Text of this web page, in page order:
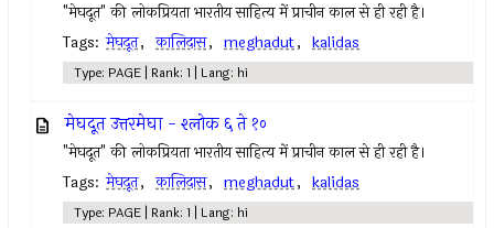
"मेघदूत" की लोकप्रियता भारतीय साहित्य में प्राचीन काल से ही रही है।
Tags: मेघदूत, कालिदास, meghadut, kalidas
Type: PAGE | Rank: 1 | Lang: hi
मेघदूत उत्तरमेघा - श्लोक ६ ते १०
"मेघदूत" की लोकप्रियता भारतीय साहित्य में प्राचीन काल से ही रही है।
Tags: मेघदूत, कालिदास, meghadut, kalidas
Type: PAGE | Rank: 1 | Lang: hi